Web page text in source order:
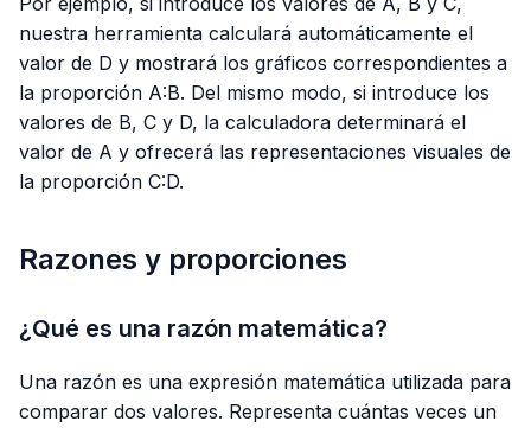
nuestra herramienta calculará automáticamente el
valor de D y mostrará los gráficos correspondientes a
la proporción A:B. Del mismo modo, si introduce los
valores de B, C y D, la calculadora determinará el
valor de A y ofrecerá las representaciones visuales de
la proporción C:D.
Razones y proporciones
¿Qué es una razón matemática?
Una razón es una expresión matemática utilizada para
comparar dos valores. Representa cuántas veces un